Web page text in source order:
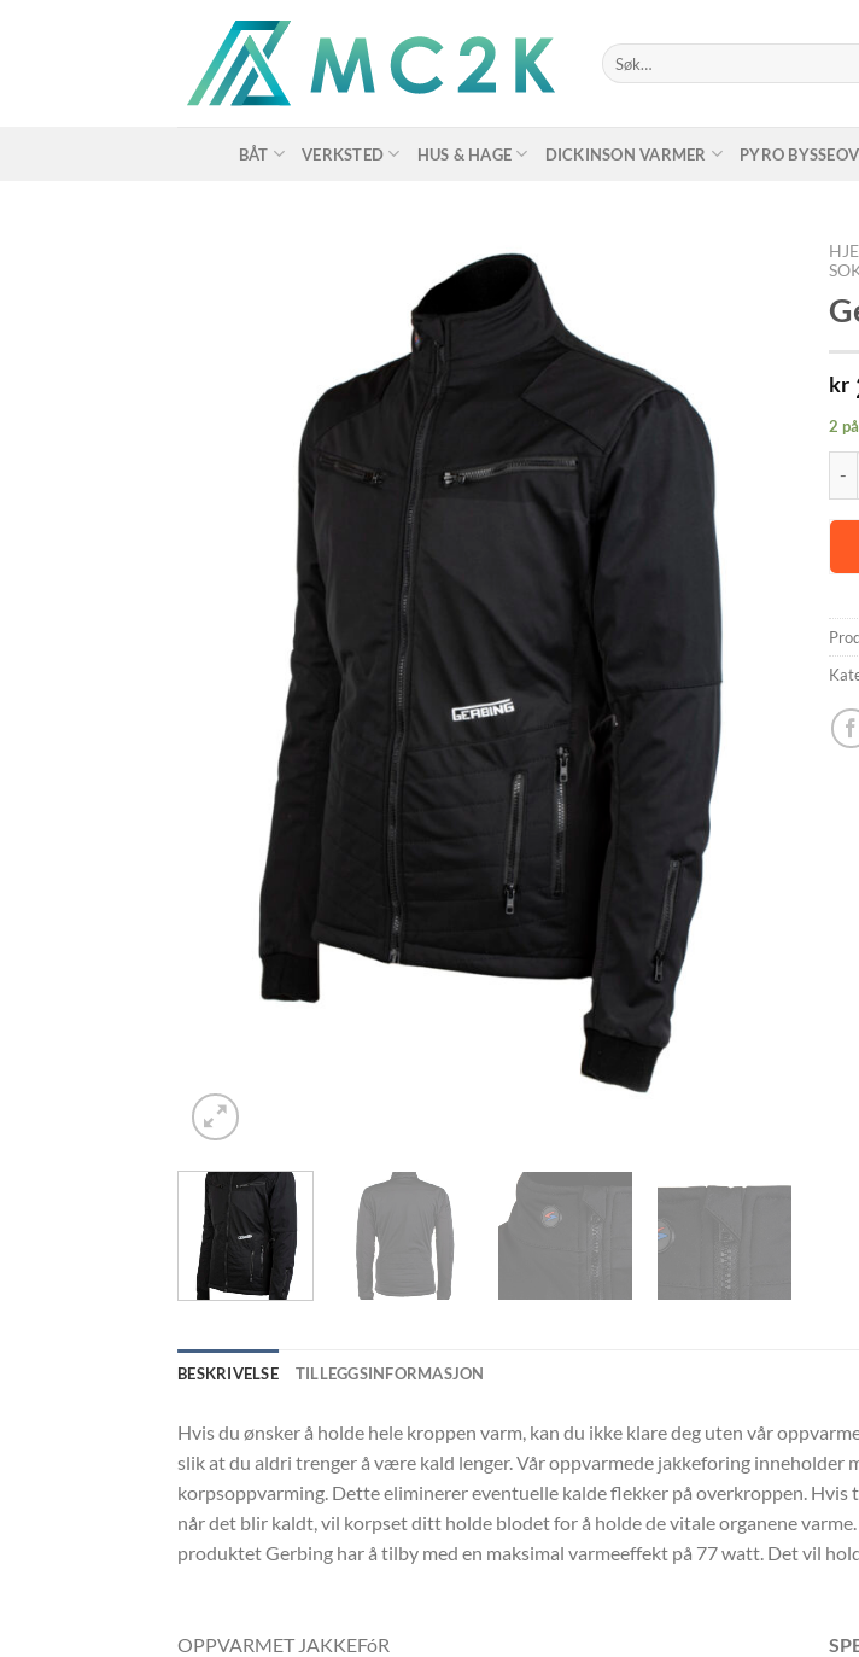
Søk
etter:
BÅT VERKSTED HUS & HAGE DICKINSON VARMER PYRO
kr
2
BESKRIVELSE TILLEGGSINFORMASJON
Hvis du ønsker å holde hele kroppen varm, kan du ikke klare deg uten vår
slik at du aldri trenger å være kald lenger. Vår oppvarmede jakkeforing
korpsoppvarming. Dette eliminerer eventuelle kalde flekker på overkroppen. Hvis
når det blir kaldt, vil korpset ditt holde blodet for å holde de vitale organene
produktet Gerbing har å tilby med en maksimal varmeeffekt på 77 watt. Det vil
OPPVARMET JAKKEFóR